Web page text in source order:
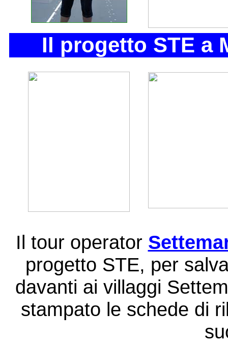
Il progetto STE a
Il tour operator
progetto STE, per
davanti ai villaggi
stampato le schede di